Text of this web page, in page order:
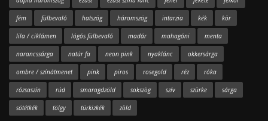
fém fülbevaló hatszög háromszög intarzia kék kör
lila / ciklámen lógós fülbevaló madár mahagóni menta
narancssárga natúr fa neon pink nyaklánc okkersárga
ombre / színátmenet pink piros rosegold réz róka
rózsaszín rúd smaragdzöld sokszög szív szürke sárga
sötétkék tölgy türkizkék zöld